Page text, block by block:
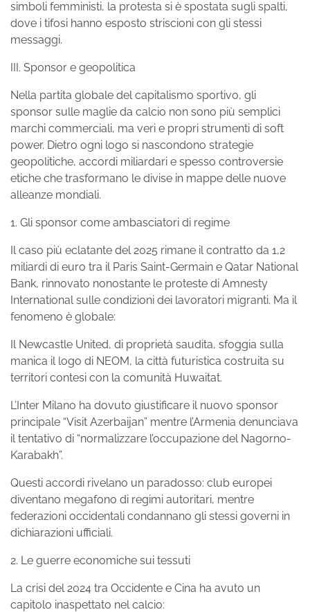
simboli femministi, la protesta si è spostata sugli spalti,
dove i tifosi hanno esposto striscioni con gli stessi
messaggi.
III. Sponsor e geopolitica
Nella partita globale del capitalismo sportivo, gli
sponsor sulle maglie da calcio non sono più semplici
marchi commerciali, ma veri e propri strumenti di soft
power. Dietro ogni logo si nascondono strategie
geopolitiche, accordi miliardari e spesso controversie
etiche che trasformano le divise in mappe delle nuove
alleanze mondiali.
1. Gli sponsor come ambasciatori di regime
Il caso più eclatante del 2025 rimane il contratto da 1,2
miliardi di euro tra il Paris Saint-Germain e Qatar National
Bank, rinnovato nonostante le proteste di Amnesty
International sulle condizioni dei lavoratori migranti. Ma il
fenomeno è globale:
Il Newcastle United, di proprietà saudita, sfoggia sulla
manica il logo di NEOM, la città futuristica costruita su
territori contesi con la comunità Huwaitat.
L’Inter Milano ha dovuto giustificare il nuovo sponsor
principale “Visit Azerbaijan” mentre l’Armenia denunciava
il tentativo di “normalizzare l’occupazione del Nagorno-
Karabakh”.
Questi accordi rivelano un paradosso: club europei
diventano megafono di regimi autoritari, mentre
federazioni occidentali condannano gli stessi governi in
dichiarazioni ufficiali.
2. Le guerre economiche sui tessuti
La crisi del 2024 tra Occidente e Cina ha avuto un
capitolo inaspettato nel calcio: